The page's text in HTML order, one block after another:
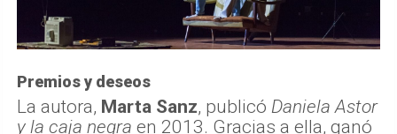
Premios y deseos
La autora, Marta Sanz, publicó Daniela Astor
y la caja negra en 2013. Gracias a ella, ganó